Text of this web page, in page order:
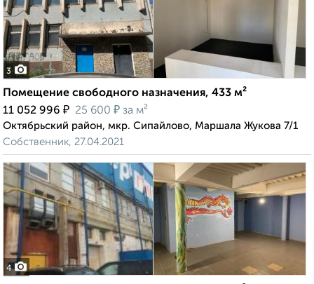
3
Помещение свободного назначения, 433 м²
11 052 996 ₽ 25 600 ₽ за м²
Октябрьский район, мкр. Сипайлово, Маршала Жукова 7/1
Собственник, 27.04.2021
4